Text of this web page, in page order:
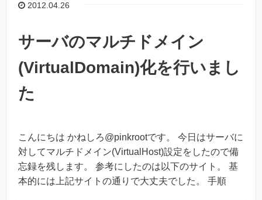
2012.04.26
サーバのマルチドメイン
(VirtualDomain)化を行いまし
た
こんにちは かねしろ@pinkrootです。 今日はサーバに
対してマルチドメイン(VirtualHost)設定をしたので備
忘録を残します。 参考にしたのは以下のサイト。 基
本的には上記サイトの通りで大丈夫でした。 手順